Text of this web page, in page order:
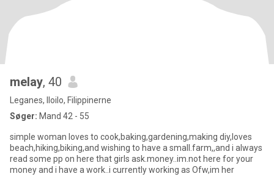
melay, 40
Leganes, Iloilo, Filippinerne
Søger: Mand 42 - 55
simple woman loves to cook,baking,gardening,making diy,loves
beach,hiking,biking,and wishing to have a small.farm,,and i always
read some pp on here that girls ask.money..im.not here for your
money and i have a work..i currently working as Ofw,im her